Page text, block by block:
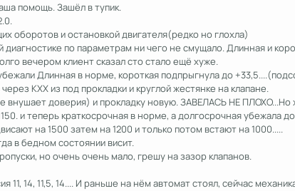
помощь. Зашёл в тупик.
оборотов и остановкой двигателя(редко но глохла)
диагностике по параметрам ни чего не смущало. Длинная и
вечером клиент сказал сто стало ещё хуже.
Длинная в норме, короткая подпрыгнула до
КХХ из под прокладки и круглой жестянке на клапане.
доверия) и прокладку новую. ЗАВЕЛАСЬ НЕ ПЛОХО...Но
и теперь краткосрочная в норме, а долгосрочная убежала
на 1500 затем на 1200 и только потом встают на 1000.....
в бедном состоянии висит.
но очень очень мало, грешу на зазор клапанов.
11, 14, 11,5, 14.... И раньше на нём автомат стоял, сейчас